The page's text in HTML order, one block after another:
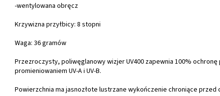
-wentylowana obręcz
Krzywizna przyłbicy: 8 stopni
Waga: 36 gramów
Przezroczysty, poliwęglanowy wizjer UV400 zapewnia 100%
promieniowaniem UV-A i UV-B.
Powierzchnia ma jasnozłote lustrzane wykończenie chroniące przed